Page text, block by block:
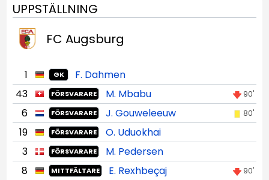
UPPSTÄLLNING
FC Augsburg
1 GK
F. Dahmen
43
FÖRSVARARE M. Mbabu 90'
6 FÖRSVARARE J. Gouweleeuw 80'
19 FÖRSVARARE
O. Uduokhai
3
FÖRSVARARE
M. Pedersen
8
MITTFÄLTARE E. Rexhbeçaj 90'